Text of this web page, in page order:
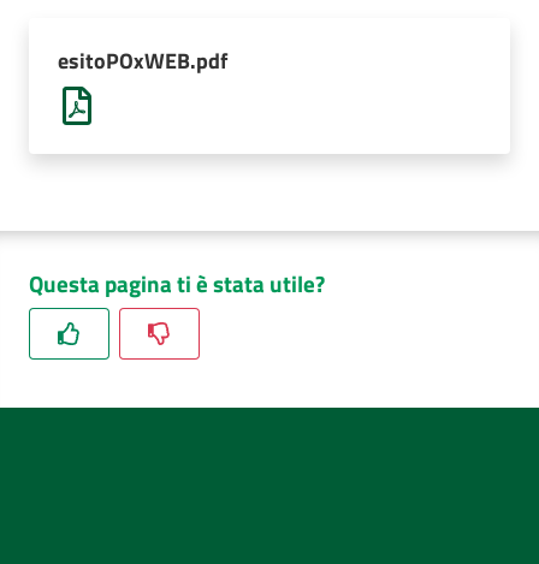
esitoPOxWEB.pdf
Questa pagina ti è stata utile?